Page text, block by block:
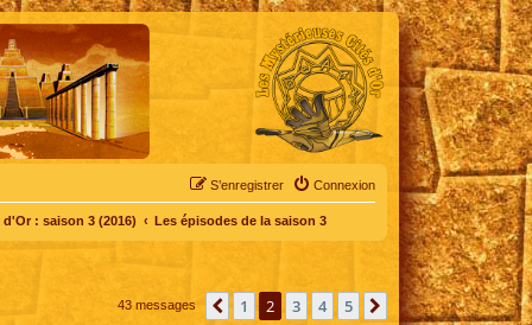
Connexion
S’enregistrer
: saison 3 (2016) Les épisodes de la saison 3
43 messages Précédente
1 2 3 4 5 Suivante